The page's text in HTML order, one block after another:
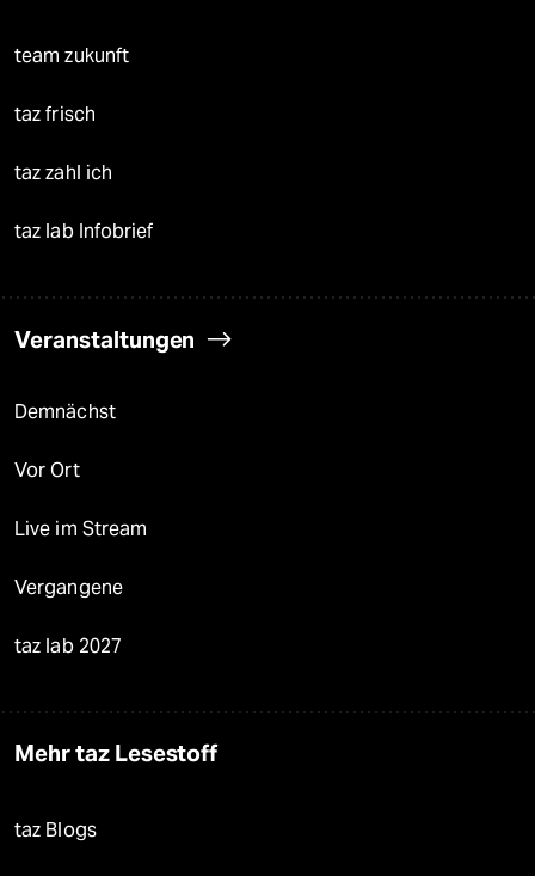
team zukunft
taz frisch
taz zahl ich
taz lab Infobrief
Veranstaltungen
Demnächst
Vor Ort
Live im Stream
Vergangene
taz lab 2027
Mehr taz Lesestoff
taz Blogs